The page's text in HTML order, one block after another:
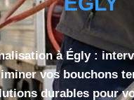
à Égly :
vos bouchons
durables pour